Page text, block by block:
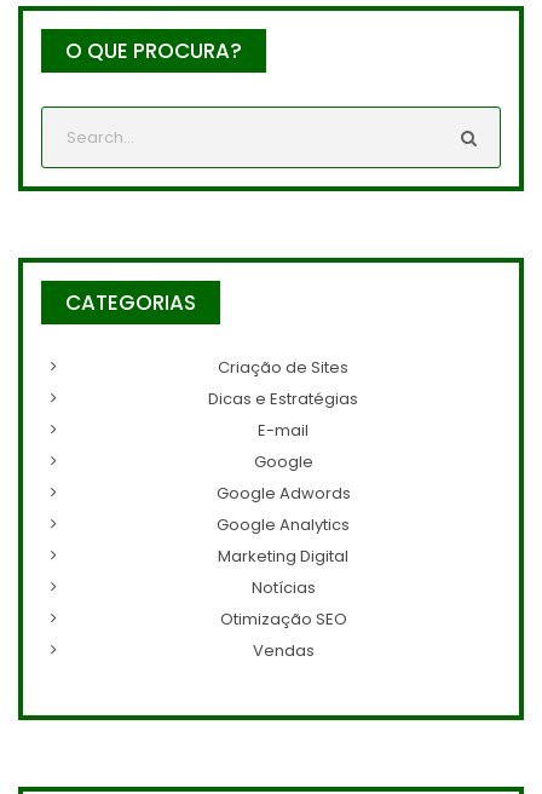
O QUE PROCURA?
CATEGORIAS
Criação de Sites
Dicas e Estratégias
E-mail
Google
Google Adwords
Google Analytics
Marketing Digital
Notícias
Otimização SEO
Vendas